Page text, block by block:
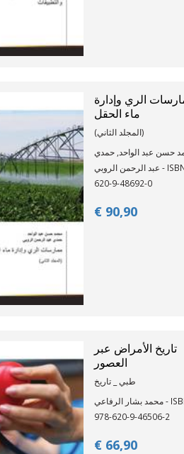
الري وإدارة
ماء الحقل
(المجلد الثاني)
حسن عبد الواحد, حمدي
عبد الرحمن الروبي - ISBN: 978-
620-9-48692-0
€ 90,90
تاريخ الأمراض عبر
العصور
طبي _ تاريخ
محمد بشار الرفاعي - ISBN:
978-620-9-46506-2
€ 66,90